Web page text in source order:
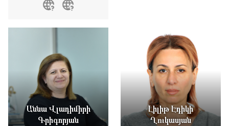
Աննա Վլադիմիրի
Գրիգորյան
Լիլիթ Էդիկի
Ղուկասյան